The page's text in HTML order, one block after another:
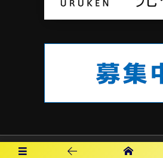
プライバシーポリシー